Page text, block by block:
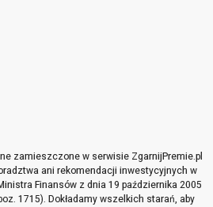
zamieszczone w serwisie ZgarnijPremie.pl
ani rekomendacji inwestycyjnych w
Finansów z dnia 19 października 2005
1715). Dokładamy wszelkich starań, aby